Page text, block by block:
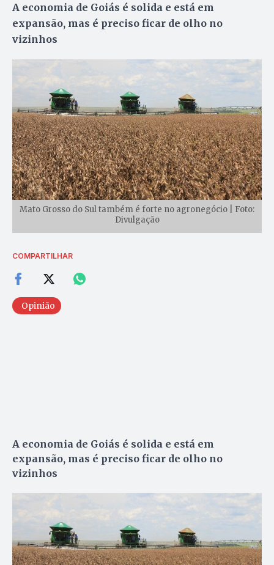
A economia de Goiás é solida e está em
expansão, mas é preciso ficar de olho no
vizinhos
Mato Grosso do Sul também é forte no agronegócio | Foto:
Divulgação
COMPARTILHAR
Opinião
A economia de Goiás é solida e está em
expansão, mas é preciso ficar de olho no
vizinhos